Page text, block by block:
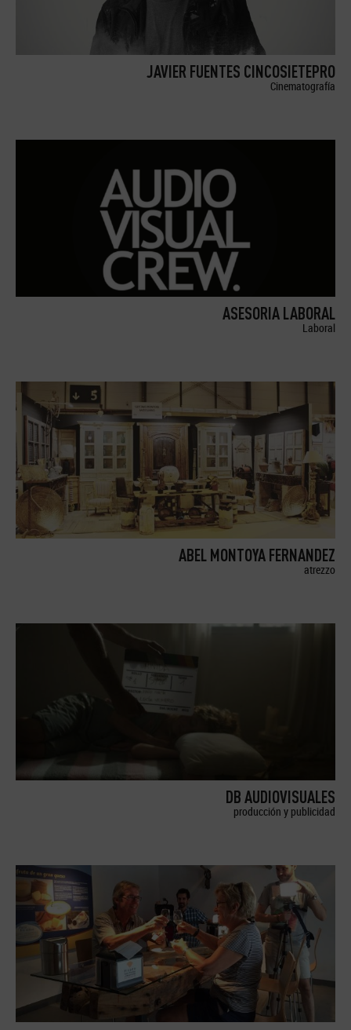
JAVIER FUENTES CINCOSIETEPRO
Cinematografía
ASESORIA LABORAL
Laboral
ABEL MONTOYA FERNANDEZ
atrezzo
DB AUDIOVISUALES
producción y publicidad